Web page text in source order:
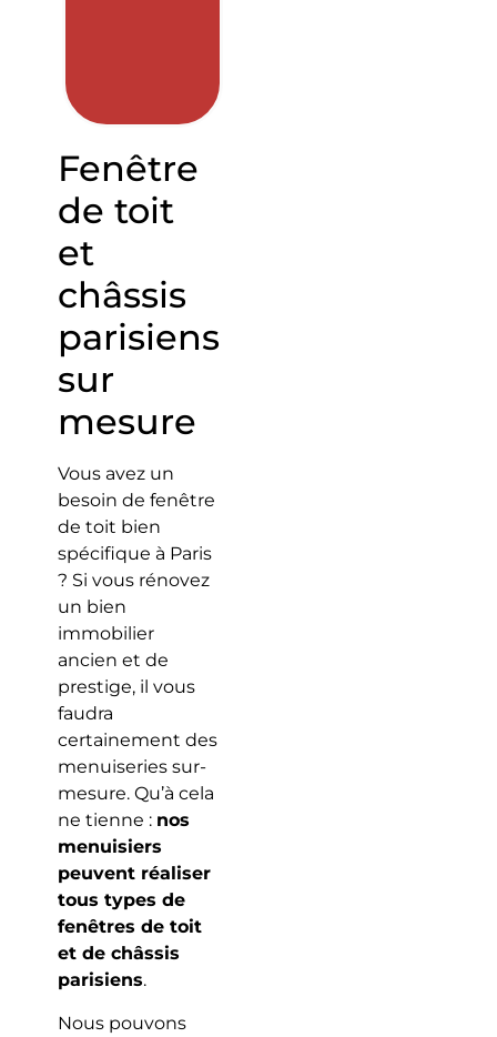
Fenêtre
de toit
et
châssis
parisiens
sur
mesure
Vous avez un
besoin de fenêtre
de toit bien
spécifique à Paris
? Si vous rénovez
un bien
immobilier
ancien et de
prestige, il vous
faudra
certainement des
menuiseries sur-
mesure. Qu’à cela
ne tienne : nos
menuisiers
peuvent réaliser
tous types de
fenêtres de toit
et de châssis
parisiens.
Nous pouvons